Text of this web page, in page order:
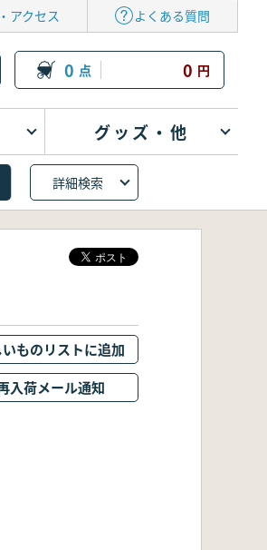
アクセス よくある質問
0 点 0 円
グッズ・他
詳細検索
ものリストに追加
入荷メール通知